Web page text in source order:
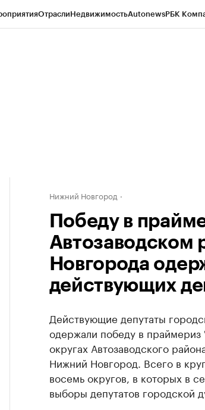
ОтраслиНедвижимостьAutonewsРБК
Нижний Новгород
Победу в
Автозаводском
Новгорода
действующих
Действующие депутаты
одержали победу в
округах Автозаводского
Нижний Новгород. Всего в
восемь округов, в которых в
выборы депутатов городской